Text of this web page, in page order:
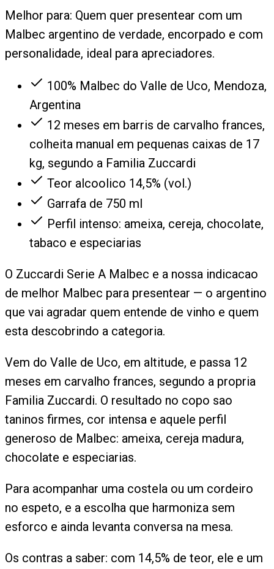
Melhor para: Quem quer presentear com um
Malbec argentino de verdade, encorpado e com
personalidade, ideal para apreciadores.
100% Malbec do Valle de Uco, Mendoza,
Argentina
12 meses em barris de carvalho frances,
colheita manual em pequenas caixas de 17
kg, segundo a Familia Zuccardi
Teor alcoolico 14,5% (vol.)
Garrafa de 750 ml
Perfil intenso: ameixa, cereja, chocolate,
tabaco e especiarias
O Zuccardi Serie A Malbec e a nossa indicacao
de melhor Malbec para presentear — o argentino
que vai agradar quem entende de vinho e quem
esta descobrindo a categoria.
Vem do Valle de Uco, em altitude, e passa 12
meses em carvalho frances, segundo a propria
Familia Zuccardi. O resultado no copo sao
taninos firmes, cor intensa e aquele perfil
generoso de Malbec: ameixa, cereja madura,
chocolate e especiarias.
Para acompanhar uma costela ou um cordeiro
no espeto, e a escolha que harmoniza sem
esforco e ainda levanta conversa na mesa.
Os contras a saber: com 14,5% de teor, ele e um